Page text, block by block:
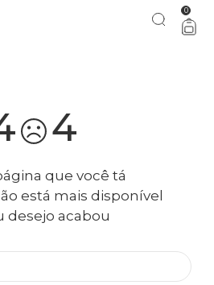
comemorar com a gente aproveita! 0
4
que você tá
está mais disponível
desejo acabou